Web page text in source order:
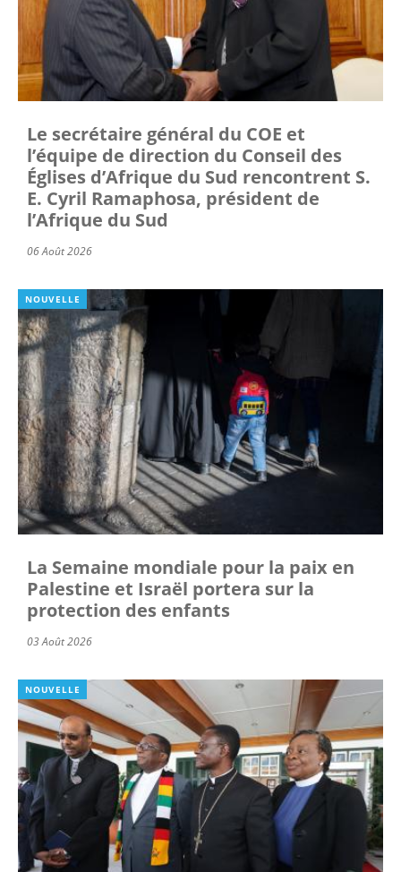
Le secrétaire général du COE et
l’équipe de direction du Conseil des
Églises d’Afrique du Sud rencontrent S.
E. Cyril Ramaphosa, président de
l’Afrique du Sud
06 Août 2026
NOUVELLE
La Semaine mondiale pour la paix en
Palestine et Israël portera sur la
protection des enfants
03 Août 2026
NOUVELLE